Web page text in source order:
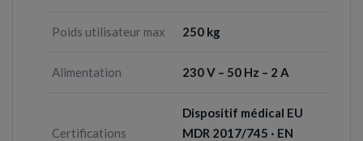
Poids utilisateur max 250 kg
Alimentation 230 V – 50 Hz – 2 A
Certifications
Dispositif médical EU
MDR 2017/745 · EN